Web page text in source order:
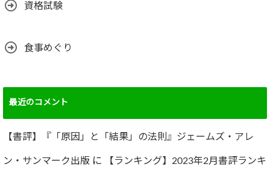
資格試験
食事めぐり
最近のコメント
【書評】『「原因」と「結果」の法則』ジェームズ・アレ
ン・サンマーク出版 に 【ランキング】2023年2月書評ランキ